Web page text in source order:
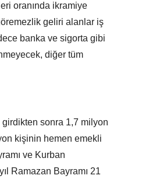
oranında ikramiye
geliri alanlar iş
banka ve sigorta gibi
diğer tüm
sonra 1,7 milyon
kişinin hemen emekli
ve Kurban
Ramazan Bayramı 21